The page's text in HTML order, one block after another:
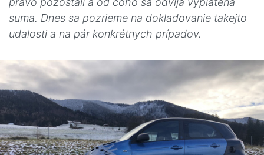
suma. Dnes sa pozrieme na dokladovanie takejto
udalosti a na pár konkrétnych prípadov.